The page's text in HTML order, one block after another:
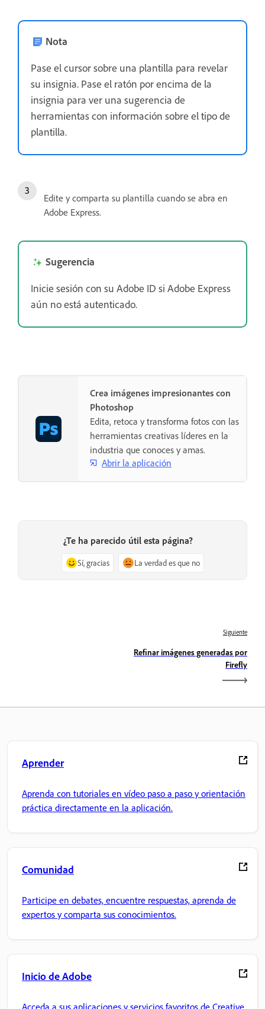
Nota
Pase el cursor sobre una plantilla para revelar
su insignia. Pase el ratón por encima de la
insignia para ver una sugerencia de
herramientas con información sobre el tipo de
plantilla.
Edite y comparta su plantilla cuando se abra en
Adobe Express.
Sugerencia
Inicie sesión con su Adobe ID si Adobe Express
aún no está autenticado.
Crea imágenes impresionantes con
Photoshop
Edita, retoca y transforma fotos con las
herramientas creativas líderes en la
industria que conoces y amas.
Abrir la aplicación
¿Te ha parecido útil esta página?
Sí, gracias La verdad es que no
Siguiente
Refinar imágenes generadas por
Firefly
Aprender
Aprenda con tutoriales en vídeo paso a paso y orientación
práctica directamente en la aplicación.
Comunidad
Participe en debates, encuentre respuestas, aprenda de
expertos y comparta sus conocimientos.
Inicio de Adobe